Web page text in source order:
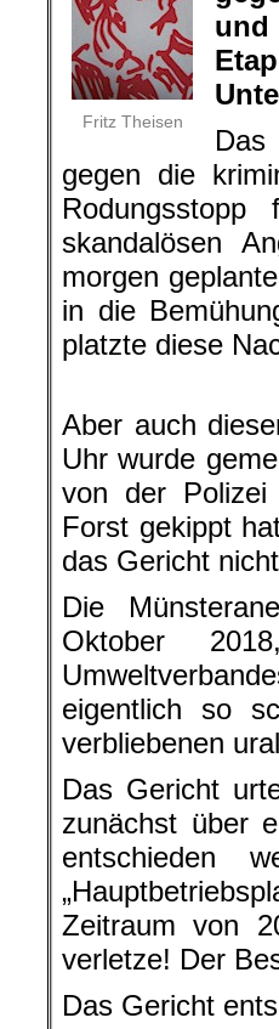
Fritz Theisen
und
Das
gegen die
skandalösen
morgen
in die
platzte diese
Aber auch
Uhr wurde
von der Polizei
Forst gekippt
das Gericht
Die
Oktober
eigentlich so
verbliebenen
Das Gericht
zunächst über
entschieden
Zeitraum von
verletze! Der
Das Gericht